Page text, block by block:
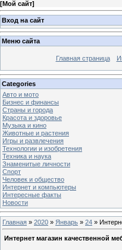
[Мой сайт]
Вход на сайт
Меню сайта
Главная страница
Categories
Авто и мото
Бизнес и финансы
Страны и города
Красота и здоровье
Музыка и кино
Животные и растения
Игры и развлечения
Технологии и изобретения
Техника и наука
Знаменитые личности
Спорт
Человек и общество
Интернет и компьютеры
Интересные факты
Новости
Главная » 2020 » Январь » 24 »
Интернет магазин качественной